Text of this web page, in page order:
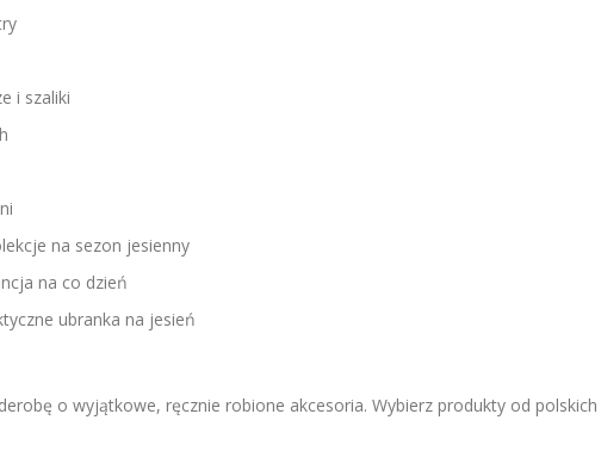
i szaliki
na sezon jesienny
na co dzień
ubranka na jesień
o wyjątkowe, ręcznie robione akcesoria. Wybierz produkty od